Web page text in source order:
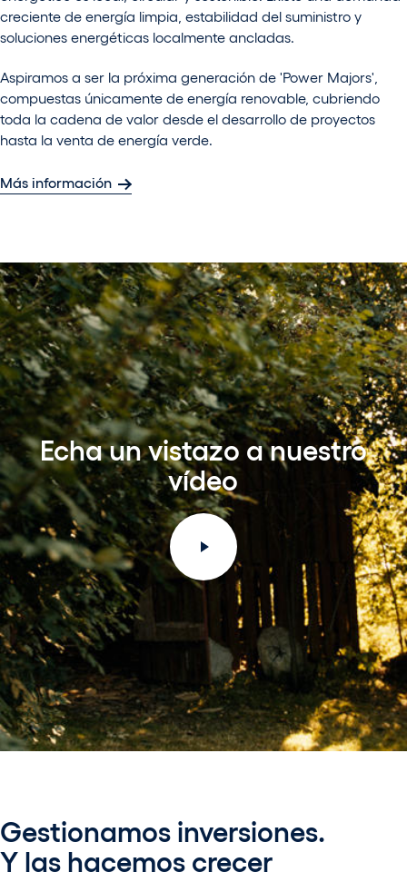
creciente de energía limpia, estabilidad del suministro y
soluciones energéticas localmente ancladas.
Aspiramos a ser la próxima generación de 'Power Majors',
compuestas únicamente de energía renovable, cubriendo
toda la cadena de valor desde el desarrollo de proyectos
hasta la venta de energía verde.
Más información
Echa un vistazo a nuestro
vídeo
Gestionamos inversiones.
Y las hacemos crecer